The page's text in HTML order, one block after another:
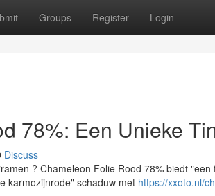
Groups Register Login
78%: Een Unieke
Discuss
? Chameleon Folie Rood 78% biedt
karmozijnrode" schaduw met https://xxoto.nl/